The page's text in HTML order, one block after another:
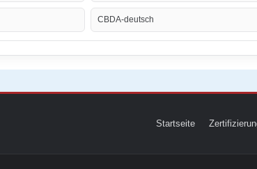
CBDA-deutsch
Startseite